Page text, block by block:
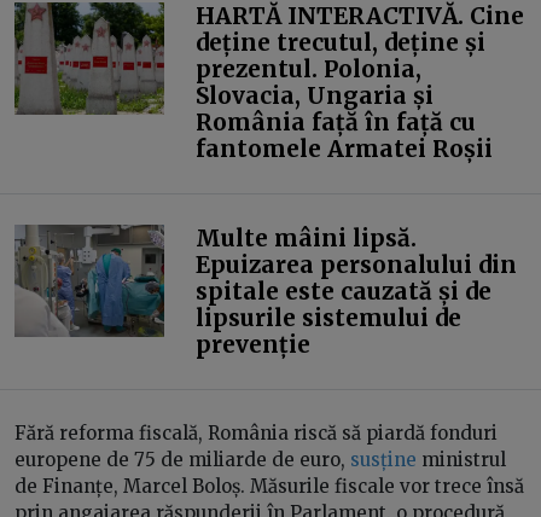
HARTĂ INTERACTIVĂ. Cine
deține trecutul, deține și
prezentul. Polonia,
Slovacia, Ungaria și
România față în față cu
fantomele Armatei Roșii
Multe mâini lipsă.
Epuizarea personalului din
spitale este cauzată și de
lipsurile sistemului de
prevenție
Fără reforma fiscală, România riscă să piardă fonduri
europene de 75 de miliarde de euro, susține ministrul
de Finanțe, Marcel Boloș. Măsurile fiscale vor trece însă